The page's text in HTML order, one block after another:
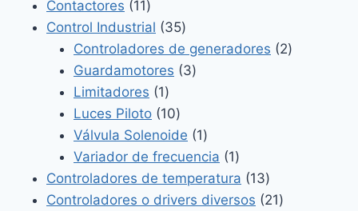
productos
Contactores 1111
productos
Control Industrial 3535
productos
Controladores de generadores 22
Guardamotores 33
Limitadores 11
producto
Luces Piloto 1010
productos
Válvula Solenoide 11
producto
Variador de frecuencia 11
producto
Controladores de temperatura 1313
productos
Controladores o drivers diversos 2121